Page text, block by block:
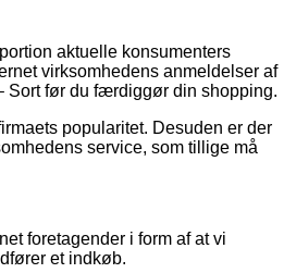
aktuelle konsumenters
virksomhedens anmeldelser af
Sort før du færdiggør din shopping.
popularitet. Desuden er der
service, som tillige må
foretagender i form af at vi
et indkøb.